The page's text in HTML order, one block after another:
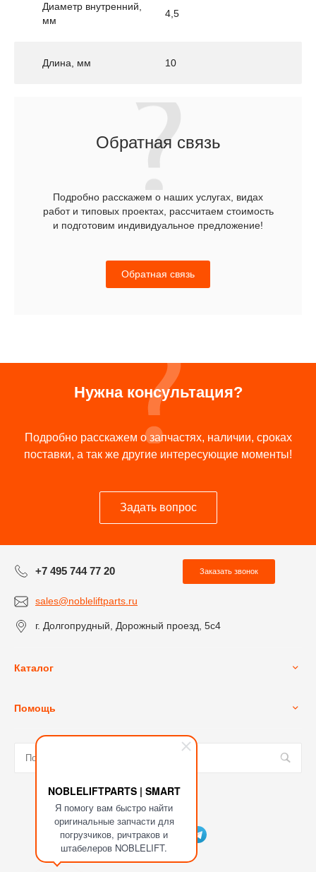
NOBLELIFTPARTS | SMART
Я помогу вам быстро найти
оригинальные запчасти для
погрузчиков, ричтраков и
штабелеров NOBLELIFT.
Диаметр внутренний,
мм
4,5
Длина, мм 10
Обратная связь
Подробно расскажем о наших услугах, видах
работ и типовых проектах, рассчитаем стоимость
и подготовим индивидуальное предложение!
Обратная связь
Нужна консультация?
Подробно расскажем о запчастях, наличии, сроках
поставки, а так же другие интересующие моменты!
Задать вопрос
+7 495 744 77 20 Заказать звонок
sales@nobleliftparts.ru
г. Долгопрудный, Дорожный проезд, 5с4
Каталог
Помощь
Мы в соц. сетях